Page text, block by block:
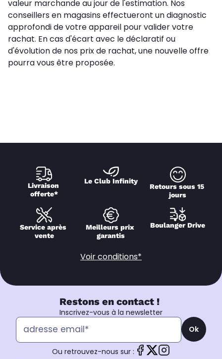
valeur marchande au jour de l'estimation. Nos
conseillers en magasins effectueront un diagnostic
approfondi de votre appareil pour valider votre
rachat. En cas d'écart avec le déclaratif ou
d'évolution de nos prix de rachat, une nouvelle offre
pourra vous être proposée.
Livraison
offerte*
Le Club Infinity
Retours sous 15
jours
Service après
vente
Meilleurs prix
garantis
Boulanger Drive
Voir conditions*
Restons en contact !
Inscrivez-vous à la newsletter
Ok
Ou retrouvez-nous sur :